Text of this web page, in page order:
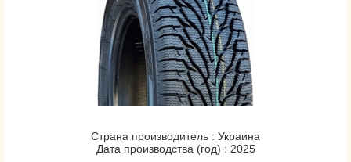
Страна производитель : Украина
Дата производства (год) : 2025